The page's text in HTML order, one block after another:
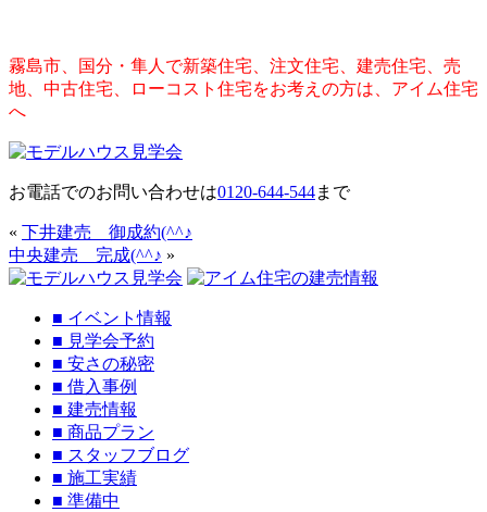
霧島市、国分・隼人で新築住宅、注文住宅、建売住宅、売
地、中古住宅、ローコスト住宅をお考えの方は、アイム住宅
へ
お電話でのお問い合わせは0120-644-544まで
« 下井建売 御成約(^^♪
中央建売 完成(^^♪ »
■ イベント情報
■ 見学会予約
■ 安さの秘密
■ 借入事例
■ 建売情報
■ 商品プラン
■ スタッフブログ
■ 施工実績
■ 準備中